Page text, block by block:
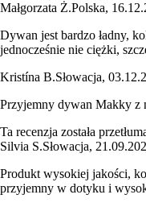
Małgorzata Ż.Polska,
Dywan jest bardzo ładny,
jednocześnie nie ciężki,
Kristína B.Słowacja,
Przyjemny dywan Makky z
Ta recenzja została
Silvia S.Słowacja,
Produkt wysokiej jakości,
przyjemny w dotyku i